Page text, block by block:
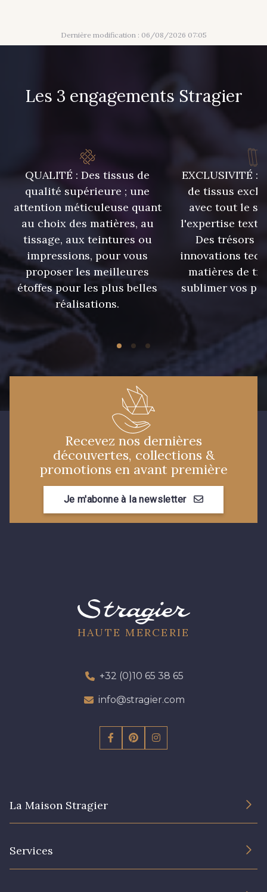
Dernière modification : 06/08/2026 07:05
Les 3 engagements Stragier
QUALITÉ : Des tissus de
qualité supérieure ; une
attention méticuleuse quant
au choix des matières, au
tissage, aux teintures ou
impressions, pour vous
proposer les meilleures
étoffes pour les plus belles
réalisations.
EXCLUSIVITÉ :
de tissus
avec tout le
l'expertise
Des trésors
innovations
matières de
sublimer vos
Recevez nos dernières
découvertes, collections &
promotions en avant première
Je m'abonne à la newsletter
HAUTE MERCERIE
+32 (0)10 65 38 65
info@stragier.com
La Maison Stragier
Services